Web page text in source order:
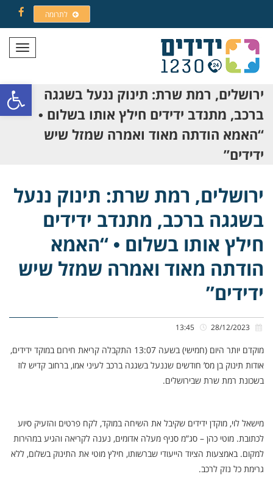
פתח
לתרומה
תפריט
ירושלים, רמת שרת: תינוק ננעל בשגגה
ברכב, מתנדב ידידים חילץ אותו בשלום •
“האמא הודתה מאוד ואמרה שמזל שיש
ידידים”
ירושלים, רמת שרת: תינוק ננעל
בשגגה ברכב, מתנדב ידידים
חילץ אותו בשלום • “האמא
הודתה מאוד ואמרה שמזל שיש
ידידים”
מוקדם יותר היום (חמישי) בשעה 13:07 התקבלה קריאת חירום במוקד ידידים,
אודות תינוק בן מס’ חודשים שננעל בשגגה ברכב לעיני אמו, ברחוב קדיש לוז
בשכונת רמת שרת שבירושלים.
מישאל לוי, מוקדן ידידים שקיבל את השיחה במוקד, לקח פרטים והזעיק סיוע
לכתובת. מוטי כהן – סג”מ סניף מעלה אדומים, נענה לקריאה והגיע במהירות
למקום. באמצעות הציוד הייעודי שברשותו, חילץ מוטי את התינוק בשלום, ללא
גרימת כל נזק לרכב.